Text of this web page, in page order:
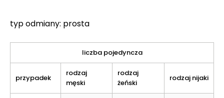
typ odmiany: prosta
liczba pojedyncza
przypadek
rodzaj
męski
rodzaj
żeński
rodzaj nijaki